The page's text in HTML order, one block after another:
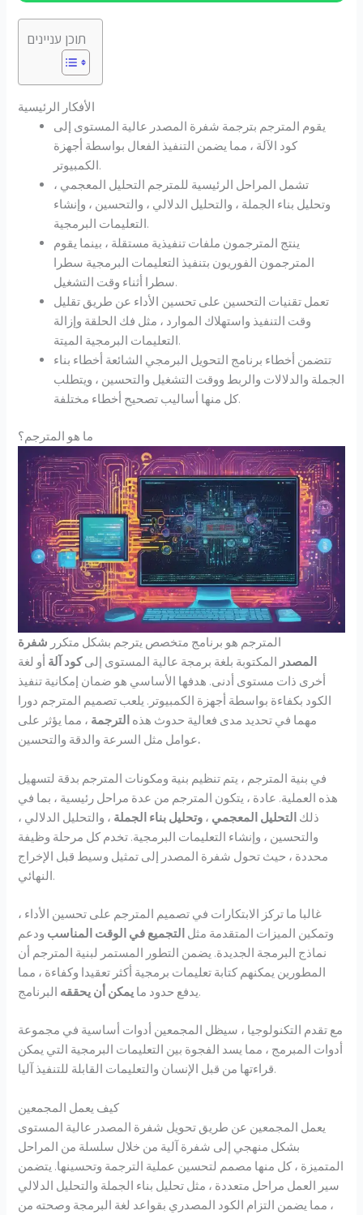
תוכן עניינים
الأفكار الرئيسية
يقوم المترجم بترجمة شفرة المصدر عالية المستوى إلى
كود الآلة ، مما يضمن التنفيذ الفعال بواسطة أجهزة
الكمبيوتر.
تشمل المراحل الرئيسية للمترجم التحليل المعجمي ،
وتحليل بناء الجملة ، والتحليل الدلالي ، والتحسين ، وإنشاء
التعليمات البرمجية.
ينتج المترجمون ملفات تنفيذية مستقلة ، بينما يقوم
المترجمون الفوريون بتنفيذ التعليمات البرمجية سطرا
سطرا أثناء وقت التشغيل.
تعمل تقنيات التحسين على تحسين الأداء عن طريق تقليل
وقت التنفيذ واستهلاك الموارد ، مثل فك الحلقة وإزالة
التعليمات البرمجية الميتة.
تتضمن أخطاء برنامج التحويل البرمجي الشائعة أخطاء بناء
الجملة والدلالات والربط ووقت التشغيل والتحسين ، ويتطلب
كل منها أساليب تصحيح أخطاء مختلفة.
ما هو المترجم؟
المترجم هو برنامج متخصص يترجم بشكل متكرر شفرة
المصدر المكتوبة بلغة برمجة عالية المستوى إلىكود آلة أو لغة
أخرى ذات مستوى أدنى. هدفها الأساسي هو ضمان إمكانية تنفيذ
الكود بكفاءة بواسطة أجهزة الكمبيوتر. يلعب تصميم المترجم دورا
مهما في تحديد مدى فعالية حدوث هذه الترجمة ، مما يؤثر على
عوامل مثل السرعة والدقة والتحسين.
في بنية المترجم ، يتم تنظيم بنية ومكونات المترجم بدقة لتسهيل
هذه العملية. عادة ، يتكون المترجم من عدة مراحل رئيسية ، بما في
ذلك التحليل المعجمي ، وتحليل بناء الجملة ، والتحليل الدلالي ،
والتحسين ، وإنشاء التعليمات البرمجية. تخدم كل مرحلة وظيفة
محددة ، حيث تحول شفرة المصدر إلى تمثيل وسيط قبل الإخراج
النهائي.
غالبا ما تركز الابتكارات في تصميم المترجم على تحسين الأداء ،
وتمكين الميزات المتقدمة مثل التجميع في الوقت المناسب ودعم
نماذج البرمجة الجديدة. يضمن التطور المستمر لبنية المترجم أن
المطورين يمكنهم كتابة تعليمات برمجية أكثر تعقيدا وكفاءة ، مما
يدفع حدود ما يمكن أن يحققه البرنامج.
مع تقدم التكنولوجيا ، سيظل المجمعين أدوات أساسية في مجموعة
أدوات المبرمج ، مما يسد الفجوة بين التعليمات البرمجية التي يمكن
قراءتها من قبل الإنسان والتعليمات القابلة للتنفيذ آليا.
كيف يعمل المجمعين
يعمل المجمعين عن طريق تحويل شفرة المصدر عالية المستوى
بشكل منهجي إلى شفرة آلية من خلال سلسلة من المراحل
المتميزة ، كل منها مصمم لتحسين عملية الترجمة وتحسينها. يتضمن
سير العمل مراحل متعددة ، مثل تحليل بناء الجملة والتحليل الدلالي
، مما يضمن التزام الكود المصدري بقواعد لغة البرمجة وصحته من